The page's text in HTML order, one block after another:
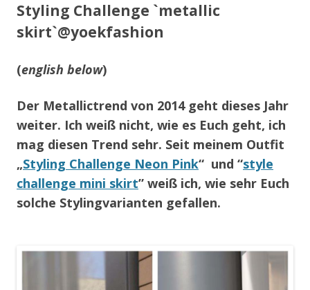
Styling Challenge `metallic
skirt`@yoekfashion
(english below)
Der Metallictrend von 2014 geht dieses Jahr
weiter. Ich weiß nicht, wie es Euch geht, ich
mag diesen Trend sehr. Seit meinem Outfit
„Styling Challenge Neon Pink“ und “style
challenge mini skirt” weiß ich, wie sehr Euch
solche Stylingvarianten gefallen.